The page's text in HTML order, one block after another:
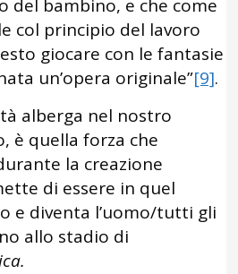
del bambino, e che come
col principio del lavoro
giocare con le fantasie
un’opera originale”[9].
alberga nel nostro
è quella forza che
la creazione
di essere in quel
e diventa l’uomo/tutti gli
allo stadio di